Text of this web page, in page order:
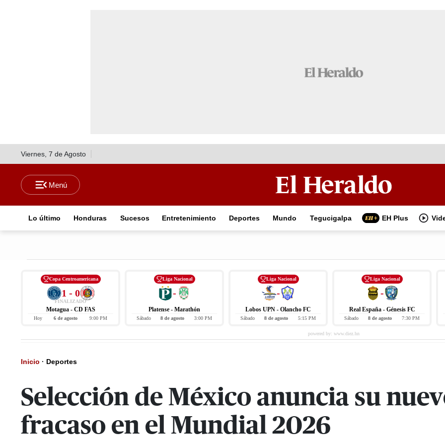
Viernes, 7 de Agosto
Lo último Honduras Sucesos Entretenimiento Deportes Mundo Tegucigalpa EH Plus
Copa Centroamericana
1 - 0
FINALIZADO
Motagua - CD FAS
Hoy 6 de agosto 9:00 PM
Liga Nacional
-
Platense - Marathón
Sábado 8 de agosto 3:00 PM
Liga Nacional
-
Lobos UPN - Olancho FC
Sábado 8 de agosto 5:15 PM
Liga Nacional
-
Real España - Génesis FC
Sábado 8 de agosto 7:30 PM
Inicio · Deportes
Selección de México anuncia su
fracaso en el Mundial 2026